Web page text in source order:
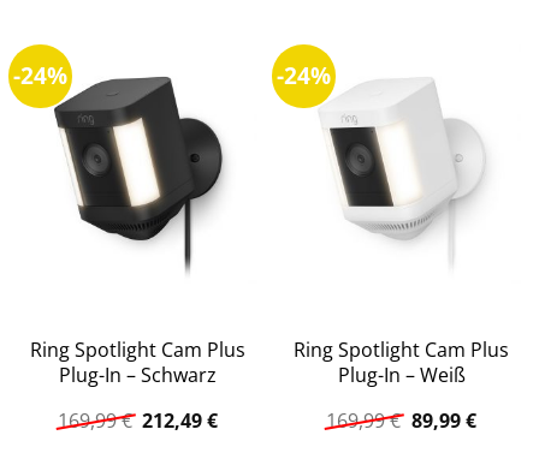
-24%
Ring Spotlight Cam Plus
Plug-In – Schwarz
169,99€ Ursprünglicher
Preis
212,49€Aktueller
-24%
Ring Spotlight Cam Plus
Plug-In – Weiß
169,99€
Preis
89,99€